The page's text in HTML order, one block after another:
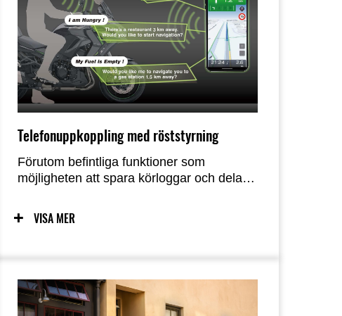
Telefonuppkoppling med röststyrning
Förutom befintliga funktioner som
möjligheten att spara körloggar och dela
"RIDEOLOGY THE APP MOTORCYCLE"
smartphone-appen nu möjligheten för
muntligt.
VISA MER